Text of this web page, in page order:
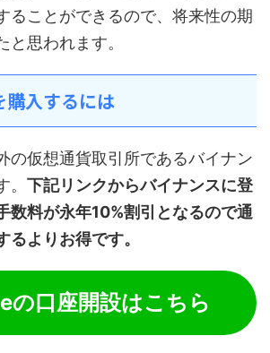
ることができるので、将来性の期
と思われます。
購入するには
の仮想通貨取引所であるバイナン
下記リンクからバイナンスに登
数料が永年10%割引となるので通
るよりお得です。
の口座開設はこちら